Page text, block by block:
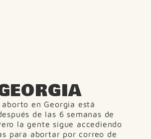
aborto en Georgia está
de las 6 semanas de
la gente sigue accediendo
para abortar por correo de